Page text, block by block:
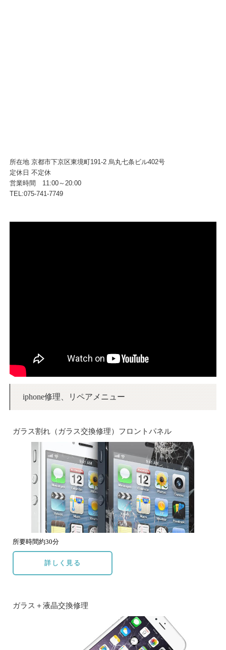
所在地 京都市下京区東境町191-2 烏丸七条ビル402号
定休日 不定休
営業時間 11:00～20:00
TEL:075-741-7749
iphone修理、リペアメニュー
ガラス割れ（ガラス交換修理）フロントパネル
所要時間約30分
詳しく見る
ガラス＋液晶交換修理